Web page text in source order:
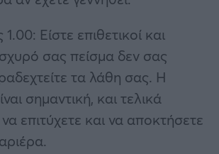
Είστε επιθετικοί και
σας πείσμα δεν σας
τα λάθη σας. Η
σημαντική, και τελικά
επιτύχετε και να αποκτήσετε